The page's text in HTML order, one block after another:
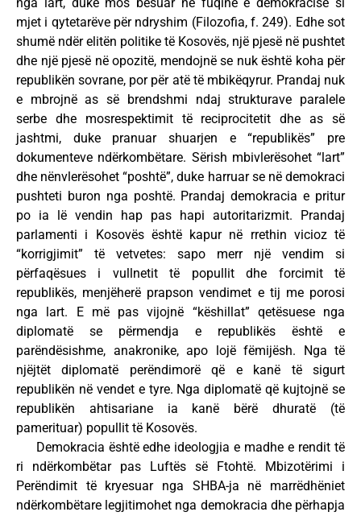
nga lart, duke mos besuar në fuqinë e demokracisë si
mjet i qytetarëve për ndryshim (Filozofia, f. 249). Edhe sot
shumë ndër elitën politike të Kosovës, një pjesë në pushtet
dhe një pjesë në opozitë, mendojnë se nuk është koha për
republikën sovrane, por për atë të mbikëqyrur. Prandaj nuk
e mbrojnë as së brendshmi ndaj strukturave paralele
serbe dhe mosrespektimit të reciprocitetit dhe as së
jashtmi, duke pranuar shuarjen e “republikës” pre
dokumenteve ndërkombëtare. Sërish mbivlerësohet “lart”
dhe nënvlerësohet “poshtë”, duke harruar se në demokraci
pushteti buron nga poshtë. Prandaj demokracia e pritur
po ia lë vendin hap pas hapi autoritarizmit. Prandaj
parlamenti i Kosovës është kapur në rrethin vicioz të
“korrigjimit” të vetvetes: sapo merr një vendim si
përfaqësues i vullnetit të popullit dhe forcimit të
republikës, menjëherë prapson vendimet e tij me porosi
nga lart. E më pas vijojnë “këshillat” qetësuese nga
diplomatë se përmendja e republikës është e
parëndësishme, anakronike, apo lojë fëmijësh. Nga të
njëjtët diplomatë perëndimorë që e kanë të sigurt
republikën në vendet e tyre. Nga diplomatë që kujtojnë se
republikën ahtisariane ia kanë bërë dhuratë (të
pamerituar) popullit të Kosovës.
Demokracia është edhe ideologjia e madhe e rendit të
ri ndërkombëtar pas Luftës së Ftohtë. Mbizotërimi i
Perëndimit të kryesuar nga SHBA-ja në marrëdhëniet
ndërkombëtare legjitimohet nga demokracia dhe përhapja